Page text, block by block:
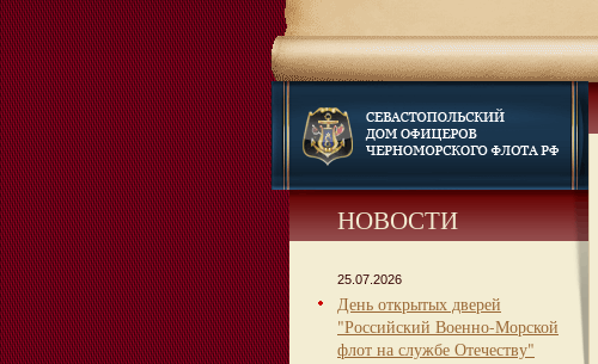
НОВОСТИ
25.07.2026
День открытых дверей
"Российский Военно-Морской
флот на службе Отечеству"